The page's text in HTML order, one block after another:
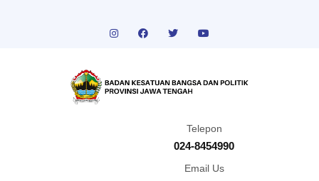
Telepon
024-8454990
Email Us